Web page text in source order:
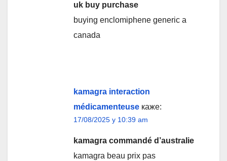
uk buy purchase
buying enclomiphene generic a
canada
kamagra interaction
médicamenteuse каже:
17/08/2025 у 10:39 am
kamagra commandé d’australie
kamagra beau prix pas